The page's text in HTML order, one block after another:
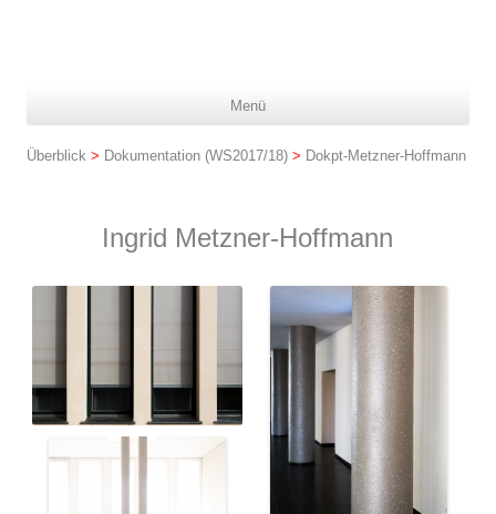
Menü
Überblick > Dokumentation (WS2017/18) > Dokpt-Metzner-Hoffmann
Ingrid Metzner-Hoffmann